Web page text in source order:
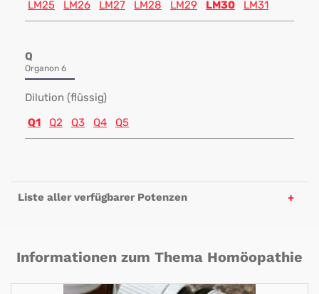
LM25 LM26 LM27 LM28 LM29 LM30 LM31
Q
Organon 6
Dilution (flüssig)
Q1
Q2 Q3 Q4 Q5
Liste aller verfügbarer Potenzen
Informationen zum Thema Homöopathie